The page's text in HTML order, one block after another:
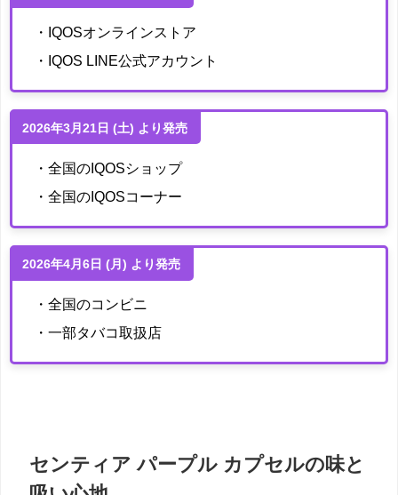
・IQOSオンラインストア
・IQOS LINE公式アカウント
2026年3月21日 (土) より発売
・全国のIQOSショップ
・全国のIQOSコーナー
2026年4月6日 (月) より発売
・全国のコンビニ
・一部タバコ取扱店
センティア パープル カプセルの味と